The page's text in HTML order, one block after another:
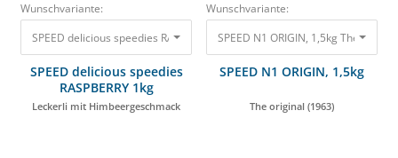
Wunschvariante:
SPEED delicious speedies RASPBERRY 1kg Leckerli mit
SPEED delicious speedies
RASPBERRY 1kg
Leckerli mit Himbeergeschmack
Wunschvariante:
SPEED N1 ORIGIN, 1,5kg The
SPEED N1 ORIGIN, 1,5kg
The original (1963)